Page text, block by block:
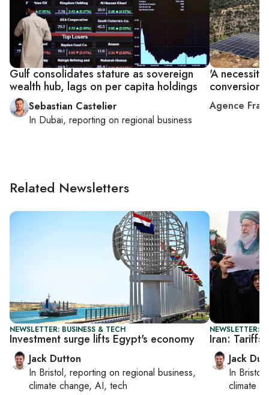
Gulf consolidates stature as sovereign
wealth hub, lags on per capita holdings
Sebastian Castelier
In Dubai, reporting on regional business
'A
conversion
Agence
Related Newsletters
NEWSLETTER: BUSINESS & TECH
Investment surge lifts Egypt's economy
Jack Dutton
In Bristol, reporting on regional business,
climate change, AI, tech
NEWSLETTER:
Iran:
Jack
In Bristol
climate